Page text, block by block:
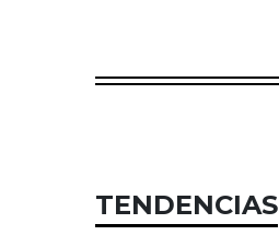
TENDENCIAS